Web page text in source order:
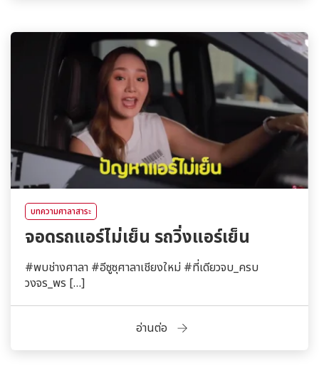
บทความศาลาสาระ
จอดรถแอร์ไม่เย็น รถวิ่งแอร์เย็น
#พบช่างศาลา #อีซูซุศาลาเชียงใหม่ #ที่เดียวจบ_ครบ
วงจร_พร […]
อ่านต่อ